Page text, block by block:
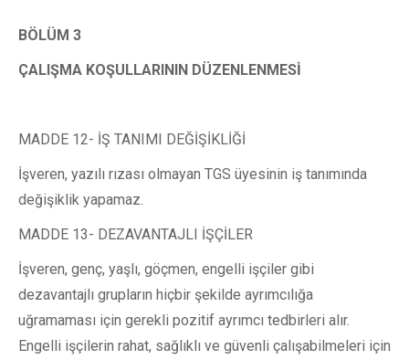
BÖLÜM 3
ÇALIŞMA KOŞULLARININ DÜZENLENMESİ
MADDE 12- İŞ TANIMI DEĞİŞİKLİĞİ
İşveren, yazılı rızası olmayan TGS üyesinin iş tanımında
değişiklik yapamaz.
MADDE 13- DEZAVANTAJLI İŞÇİLER
İşveren, genç, yaşlı, göçmen, engelli işçiler gibi
dezavantajlı grupların hiçbir şekilde ayrımcılığa
uğramaması için gerekli pozitif ayrımcı tedbirleri alır.
Engelli işçilerin rahat, sağlıklı ve güvenli çalışabilmeleri için